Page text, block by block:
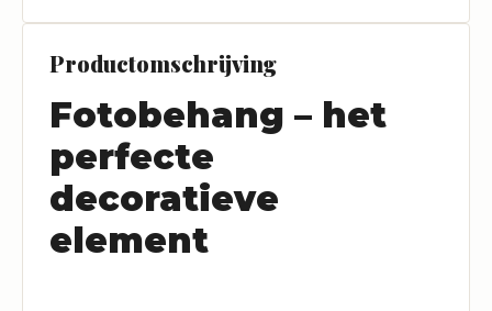
Productomschrijving
Fotobehang – het
perfecte
decoratieve
element